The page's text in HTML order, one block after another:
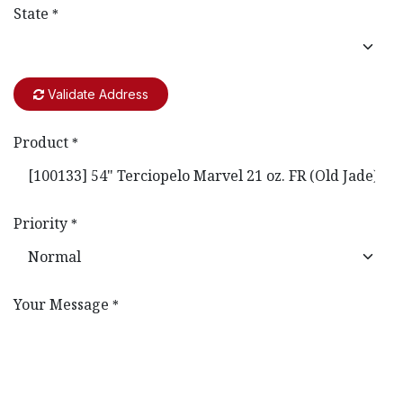
State *
Validate Address
Product *
Priority *
Your Message *